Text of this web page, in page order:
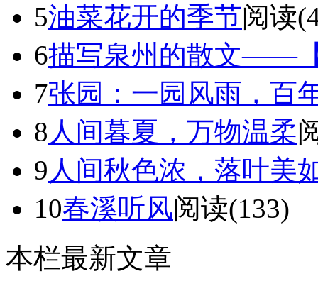
5油菜花开的季节阅读
6描写泉州的散文——
7张园：一园风雨，百
8 人间暮夏，万物温柔
9 人间秋色浓，落叶美
10春溪听风阅读(133)
本栏最新文章